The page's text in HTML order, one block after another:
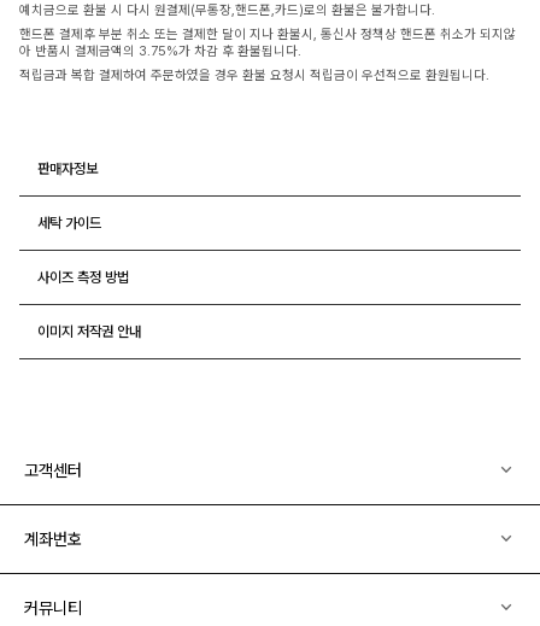
예치금으로 환불 시 다시 원결제(무통장,핸드폰,카드)로의 환불은 불가합니다.
핸드폰 결제후 부분 취소 또는 결제한 달이 지나 환불시, 통신사 정책상 핸드폰 취소가 되지않
아 반품시 결제금액의 3.75%가 차감 후 환불됩니다.
적립금과 복합 결제하여 주문하였을 경우 환불 요청시 적립금이 우선적으로 환원됩니다.
판매자정보
세탁 가이드
사이즈 측정 방법
이미지 저작권 안내
고객센터
계좌번호
커뮤니티